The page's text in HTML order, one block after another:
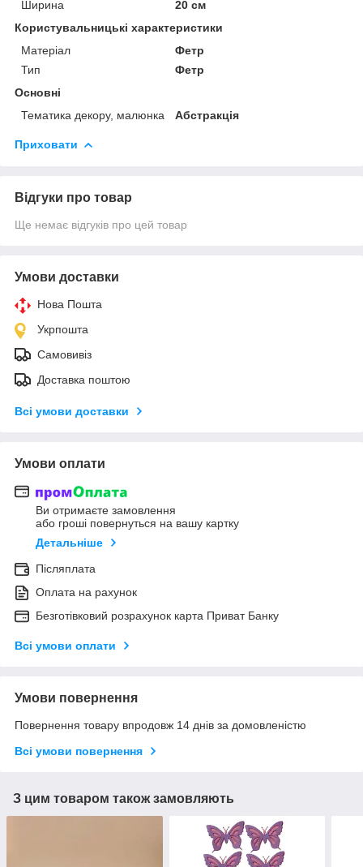
Ширина
20 см
Користувальницькі характеристики
Матеріал
Фетр
Тип
Фетр
Основні
Тематика декору, малюнка
Абстракція
Приховати
Відгуки про товар
Ще немає відгуків про цей товар
Умови доставки
Нова Пошта
Укрпошта
Самовивіз
Доставка поштою
Всі умови доставки
Умови оплати
Ви отримаєте замовлення
або гроші повернуться на вашу картку
Детальніше
Післяплата
Оплата на рахунок
Безготівковий розрахунок карта Приват Банку
Всі умови оплати
Умови повернення
Повернення товару впродовж 14 днів за домовленістю
Всі умови повернення
З цим товаром також замовляють